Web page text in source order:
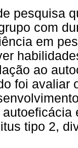
pesquisa
com
em
ao
foi avaliar
tipo 2,